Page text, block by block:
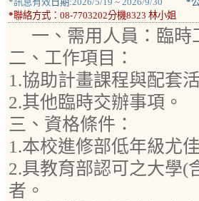
*聯絡方式： 08-7703202分機8323 林小姐
一、需用人員：臨
二、工作項目：
1.協助計畫課程與配套
2.其他臨時交辦事項。
三、資格條件：
1.本校進修部低年級尤
2.具教育部認可之大學(
者。